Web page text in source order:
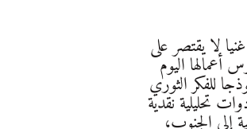
لا يقتصر على
أعمالها اليوم
للفكر الثوري
تحليلية نقدية